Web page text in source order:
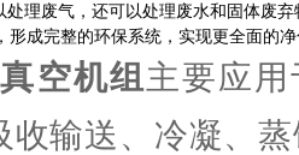
废气，还可以处理废水和固体废弃
形成完整的环保系统，实现更全面的
空机组 主要应
收输送、冷凝、